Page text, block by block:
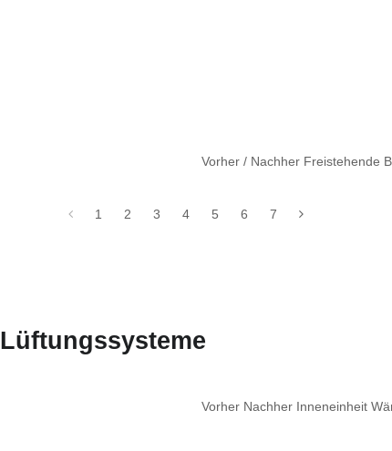
Vorher / Nachher Freistehende
1 2 3 4 5 6 7
Vorher Nachher Inneneinheit